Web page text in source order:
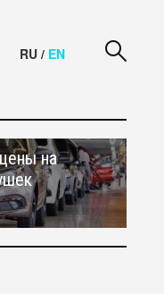
RU / EN
на